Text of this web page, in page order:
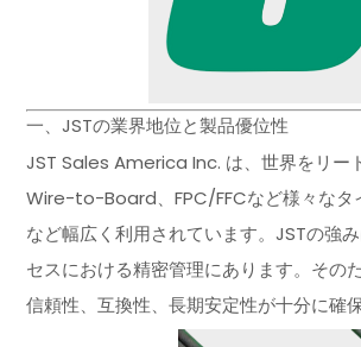
一、JSTの業界地位と製品優位性
JST Sales America Inc. は、世界をリー
Wire-to-Board、FPC/FFCなど様々なタ
など幅広く利用されています。JSTの強
セスにおける精密管理にあります。その
信頼性、互換性、長期安定性が十分に確